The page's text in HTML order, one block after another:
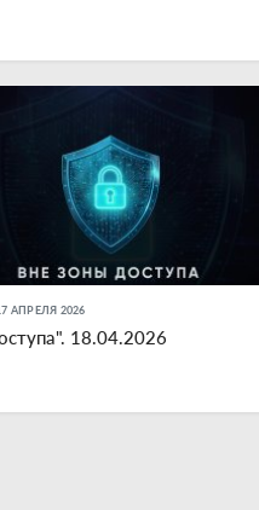
АПРЕЛЯ 2026
18.04.2026